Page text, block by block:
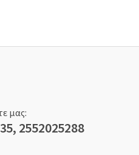
μας:
2552025288